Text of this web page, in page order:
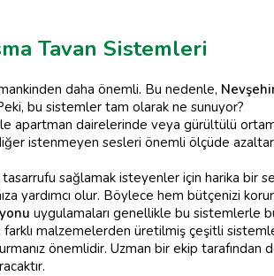
Tavan Sistemleri
daha önemli. Bu nedenle,
bu sistemler tam olarak ne sunuyor?
apartman dairelerinde veya gürültülü
istenmeyen sesleri önemli ölçüde
sağlamak isteyenler için harika bir
yardımcı olur. Böylece hem bütçenizi
uygulamaları genellikle bu sistemlerle
farklı malzemelerden üretilmiş çeşitli
önemlidir. Uzman bir ekip tarafından